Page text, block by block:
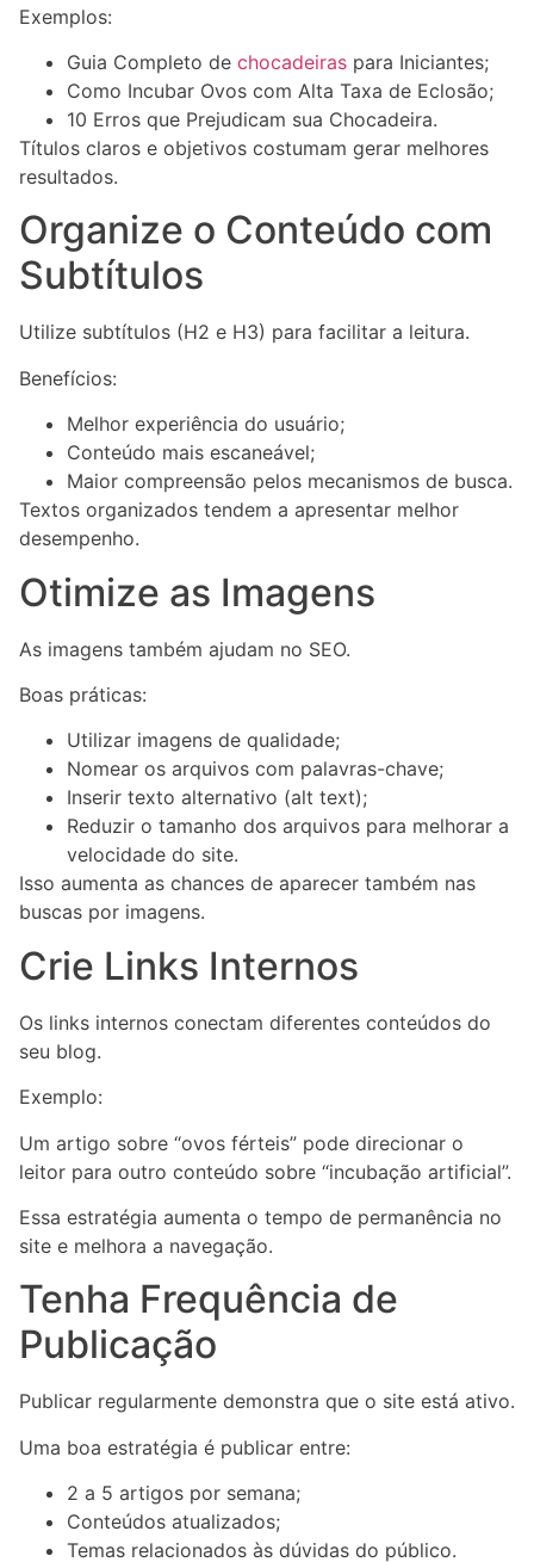
Exemplos:
Guia Completo de chocadeiras para Iniciantes;
Como Incubar Ovos com Alta Taxa de Eclosão;
10 Erros que Prejudicam sua Chocadeira.
Títulos claros e objetivos costumam gerar melhores
resultados.
Organize o Conteúdo com
Subtítulos
Utilize subtítulos (H2 e H3) para facilitar a leitura.
Benefícios:
Melhor experiência do usuário;
Conteúdo mais escaneável;
Maior compreensão pelos mecanismos de busca.
Textos organizados tendem a apresentar melhor
desempenho.
Otimize as Imagens
As imagens também ajudam no SEO.
Boas práticas:
Utilizar imagens de qualidade;
Nomear os arquivos com palavras-chave;
Inserir texto alternativo (alt text);
Reduzir o tamanho dos arquivos para melhorar a
velocidade do site.
Isso aumenta as chances de aparecer também nas
buscas por imagens.
Crie Links Internos
Os links internos conectam diferentes conteúdos do
seu blog.
Exemplo:
Um artigo sobre “ovos férteis” pode direcionar o
leitor para outro conteúdo sobre “incubação artificial”.
Essa estratégia aumenta o tempo de permanência no
site e melhora a navegação.
Tenha Frequência de
Publicação
Publicar regularmente demonstra que o site está ativo.
Uma boa estratégia é publicar entre:
2 a 5 artigos por semana;
Conteúdos atualizados;
Temas relacionados às dúvidas do público.